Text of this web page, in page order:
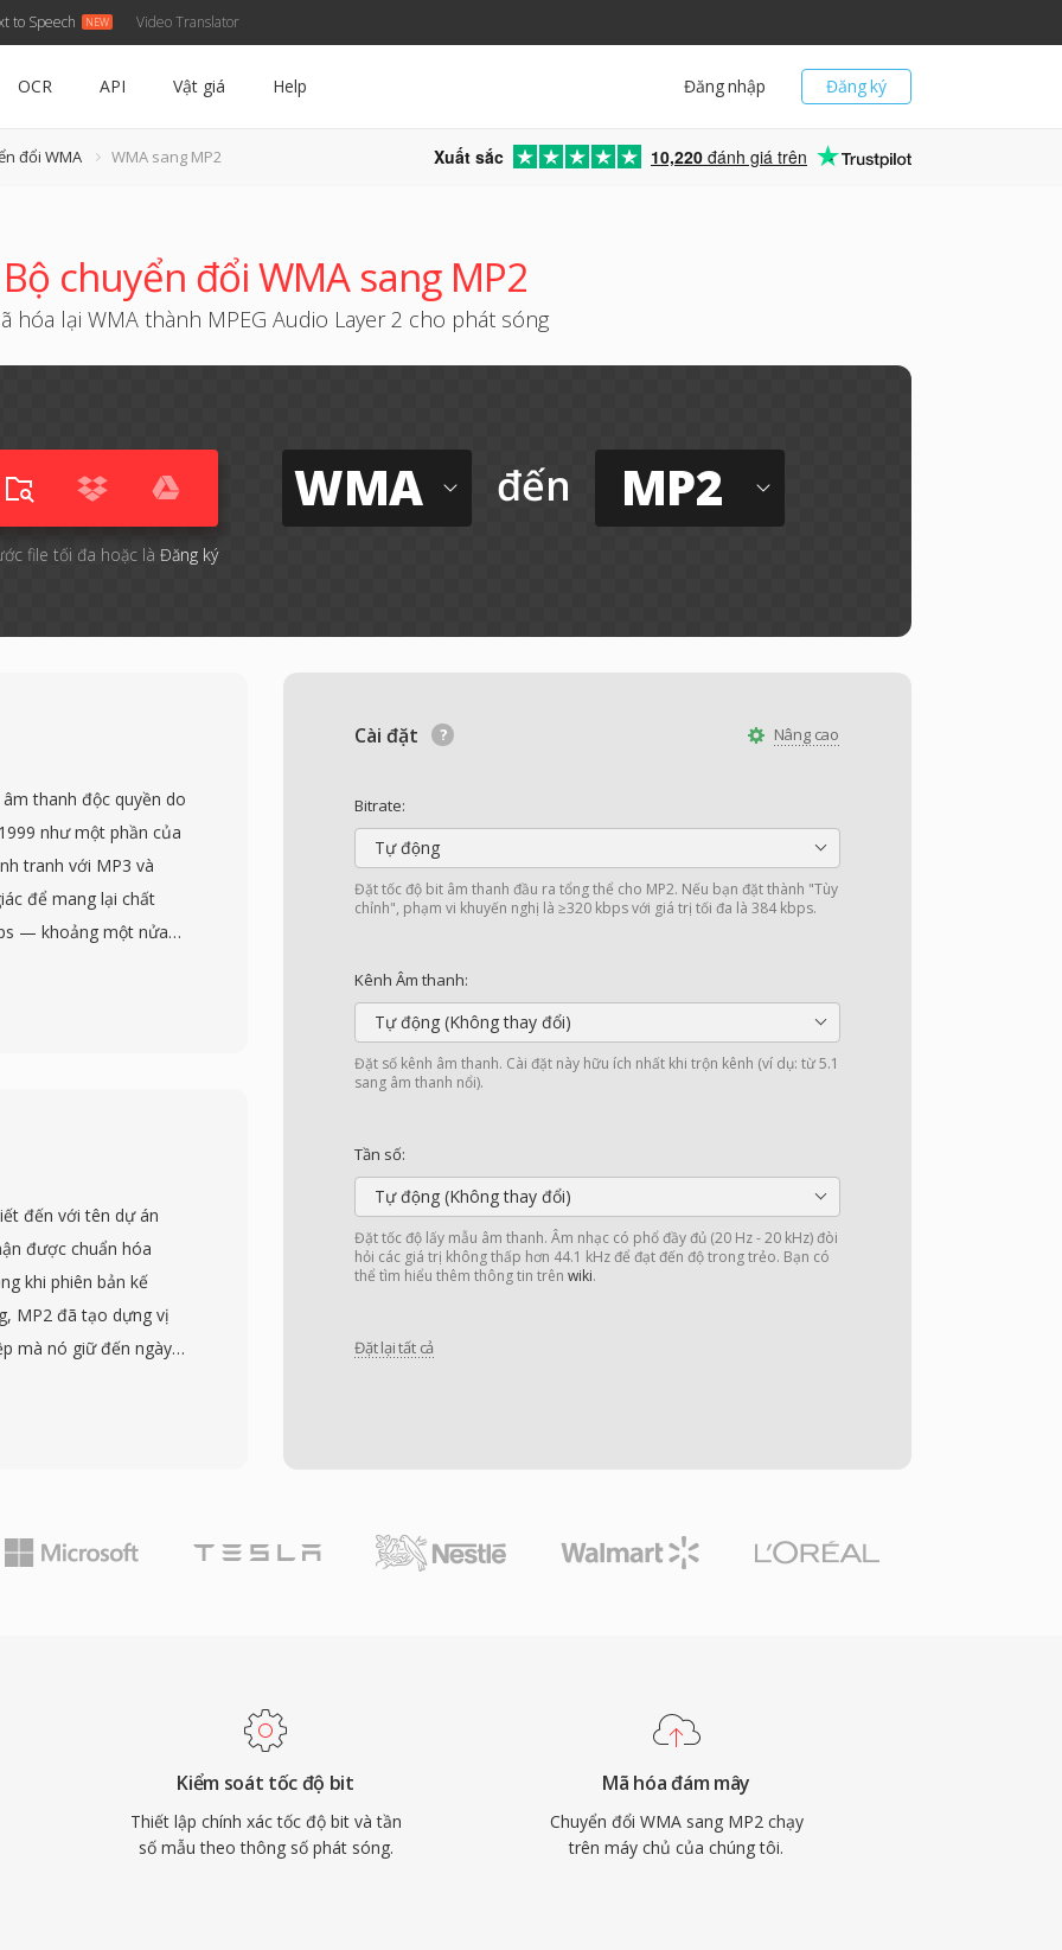
to Speech Video Translator
Đăng ký
Đăng nhập
OCR API Vật giá Help
đổi WMA WMA sang MP2 Xuất sắc 10,220 đánh giá trên
Bộ chuyển đổi WMA sang MP2
hóa lại WMA thành MPEG Audio Layer 2 cho phát sóng
file tối đa hoặc là Đăng ký
WMA đến MP2
Nâng cao
Cài đặt
Bitrate:
Tự động
Đặt tốc độ bit âm thanh đầu ra tổng thể cho MP2. Nếu bạn đặt thành "Tùy
chỉnh", phạm vi khuyến nghị là ≥320 kbps với giá trị tối đa là 384 kbps.
Kênh Âm thanh:
Tự động (Không thay đổi)
Đặt số kênh âm thanh. Cài đặt này hữu ích nhất khi trộn kênh (ví dụ: từ 5.1
sang âm thanh nổi).
Tần số:
Tự động (Không thay đổi)
Đặt tốc độ lấy mẫu âm thanh. Âm nhạc có phổ đầy đủ (20 Hz - 20 kHz) đòi
hỏi các giá trị không thấp hơn 44.1 kHz để đạt đến độ trong trẻo. Bạn có
thể tìm hiểu thêm thông tin trên wiki.
Đặt lại tất cả
thanh độc quyền do
như một phần của
tranh với MP3 và
để mang lại chất
— khoảng một nửa
tương đương. Họ
số (DRM) khiến nó
cần phần mềm
nào. Hỗ trợ đa
như FFmpeg và
quát hơn MP3 hay
dạng vẫn xuất hiện
phần lớn đã thay
đến với tên dự án
được chuẩn hóa
khi phiên bản kế
MP2 đã tạo dựng vị
mà nó giữ đến ngày
bộ lọc polyphase,
tính này giải thích
chuẩn máy quay
suy giảm nhẹ nhàng
phát sóng qua không
sóng thời gian
khắp các khung phát
Kiểm soát tốc độ bit
Thiết lập chính xác tốc độ bit và tần
số mẫu theo thông số phát sóng.
Mã hóa đám mây
Chuyển đổi WMA sang MP2 chạy
trên máy chủ của chúng tôi.